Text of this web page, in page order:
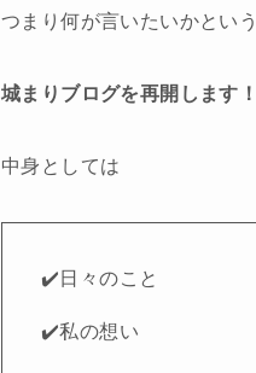
つまり何が言いたいかとい
城まりブログを再開します！
中身としては
✔️日々のこと
✔️私の想い